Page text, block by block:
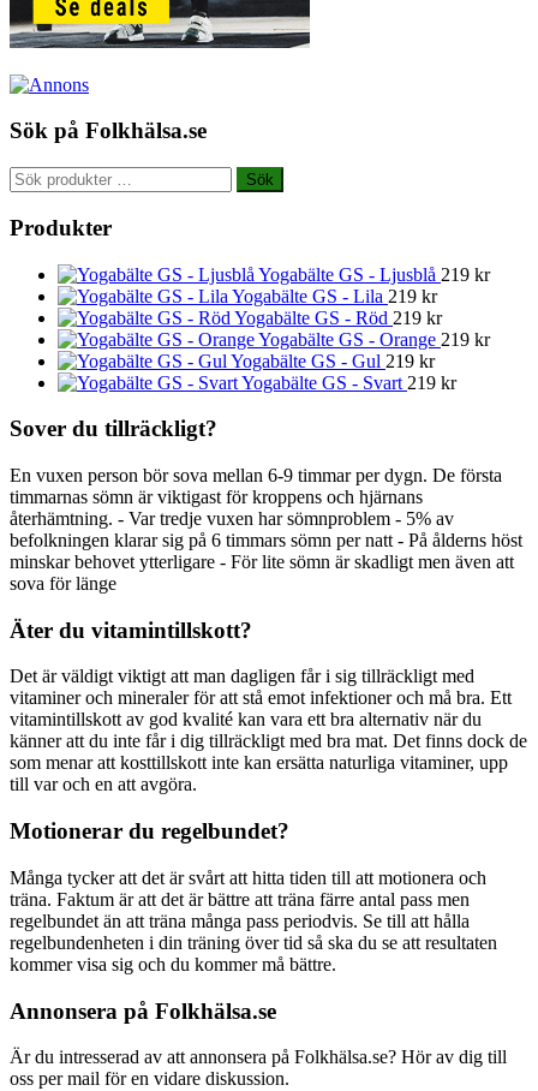
Sök på Folkhälsa.se
Sök
efter:
Sök
Produkter
Yogabälte GS - Ljusblå 219 kr
Yogabälte GS - Lila 219 kr
Yogabälte GS - Röd 219 kr
Yogabälte GS - Orange 219 kr
Yogabälte GS - Gul 219 kr
Yogabälte GS - Svart 219 kr
Sover du tillräckligt?
En vuxen person bör sova mellan 6-9 timmar per dygn. De första
timmarnas sömn är viktigast för kroppens och hjärnans
återhämtning. - Var tredje vuxen har sömnproblem - 5% av
befolkningen klarar sig på 6 timmars sömn per natt - På ålderns höst
minskar behovet ytterligare - För lite sömn är skadligt men även att
sova för länge
Äter du vitamintillskott?
Det är väldigt viktigt att man dagligen får i sig tillräckligt med
vitaminer och mineraler för att stå emot infektioner och må bra. Ett
vitamintillskott av god kvalité kan vara ett bra alternativ när du
känner att du inte får i dig tillräckligt med bra mat. Det finns dock de
som menar att kosttillskott inte kan ersätta naturliga vitaminer, upp
till var och en att avgöra.
Motionerar du regelbundet?
Många tycker att det är svårt att hitta tiden till att motionera och
träna. Faktum är att det är bättre att träna färre antal pass men
regelbundet än att träna många pass periodvis. Se till att hålla
regelbundenheten i din träning över tid så ska du se att resultaten
kommer visa sig och du kommer må bättre.
Annonsera på Folkhälsa.se
Är du intresserad av att annonsera på Folkhälsa.se? Hör av dig till
oss per mail för en vidare diskussion.